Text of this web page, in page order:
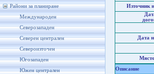
Райони за планиране
Международен
Северозападен
Северен централен
Североизточен
Югозападен
Южен централен
Източник
Дата
Описание